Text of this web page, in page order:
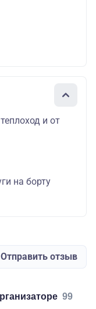
и от
на борту
Отправить отзыв
99